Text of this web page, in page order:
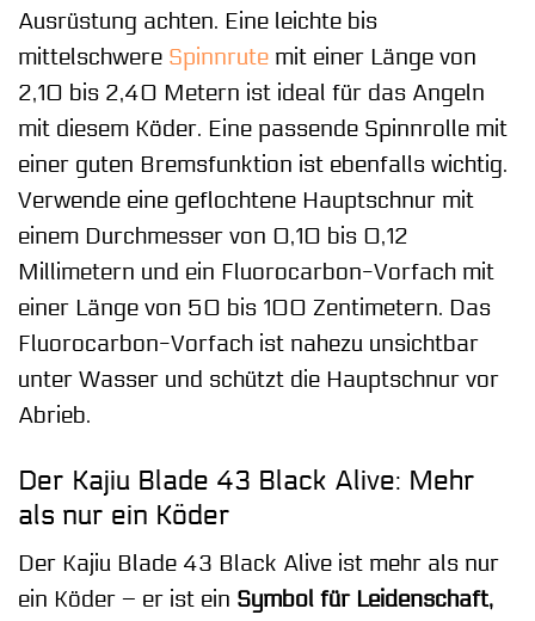
Ausrüstung achten. Eine leichte bis
mittelschwere Spinnrute mit einer Länge von
2,10 bis 2,40 Metern ist ideal für das Angeln
mit diesem Köder. Eine passende Spinnrolle mit
einer guten Bremsfunktion ist ebenfalls wichtig.
Verwende eine geflochtene Hauptschnur mit
einem Durchmesser von 0,10 bis 0,12
Millimetern und ein Fluorocarbon-Vorfach mit
einer Länge von 50 bis 100 Zentimetern. Das
Fluorocarbon-Vorfach ist nahezu unsichtbar
unter Wasser und schützt die Hauptschnur vor
Abrieb.
Der Kajiu Blade 43 Black Alive: Mehr
als nur ein Köder
Der Kajiu Blade 43 Black Alive ist mehr als nur
ein Köder – er ist ein Symbol für Leidenschaft,